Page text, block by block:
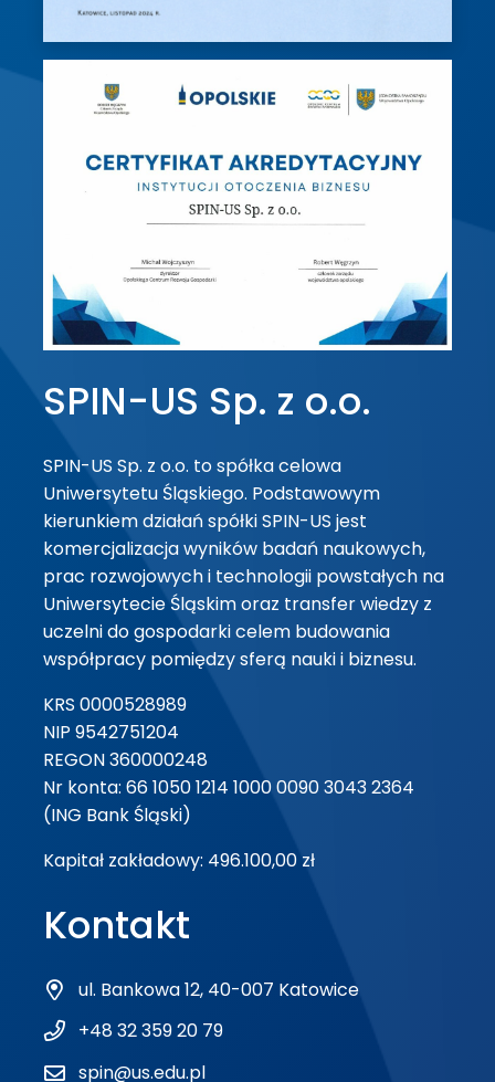
SPIN-US Sp. z o.o.
SPIN-US Sp. z o.o. to spółka celowa
Uniwersytetu Śląskiego. Podstawowym
kierunkiem działań spółki SPIN-US jest
komercjalizacja wyników badań naukowych,
prac rozwojowych i technologii powstałych na
Uniwersytecie Śląskim oraz transfer wiedzy z
uczelni do gospodarki celem budowania
współpracy pomiędzy sferą nauki i biznesu.
KRS 0000528989
NIP 9542751204
REGON 360000248
Nr konta: 66 1050 1214 1000 0090 3043 2364
(ING Bank Śląski)
Kapitał zakładowy: 496.100,00 zł
Kontakt
ul. Bankowa 12, 40-007 Katowice
+48 32 359 20 79
spin@us.edu.pl